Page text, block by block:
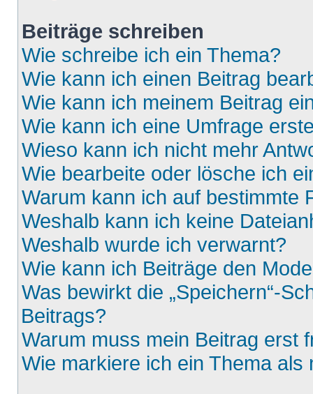
Beiträge schreiben
Wie schreibe ich ein Thema?
Wie kann ich einen Beitrag
Wie kann ich meinem Beitrag
Wie kann ich eine Umfrage
Wieso kann ich nicht mehr
Wie bearbeite oder lösche ich
Warum kann ich auf bestimmte
Weshalb kann ich keine
Weshalb wurde ich verwarnt?
Wie kann ich Beiträge den
Was bewirkt die „Speichern“-
Beitrags?
Warum muss mein Beitrag erst
Wie markiere ich ein Thema als